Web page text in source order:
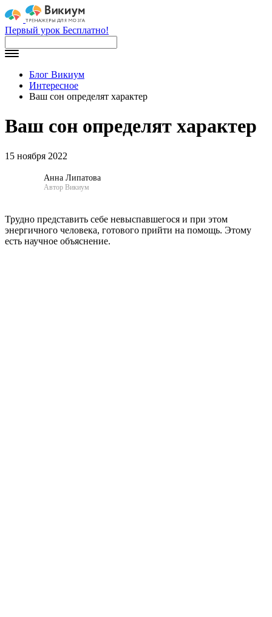
Первый урок Бесплатно!
Блог Викиум
Интересное
Ваш сон определят характер
Ваш сон определят характер
15 ноября 2022
Анна Липатова
Автор Викиум
Трудно представить себе невыспавшегося и при этом
энергичного человека, готового прийти на помощь. Этому
есть научное объяснение.